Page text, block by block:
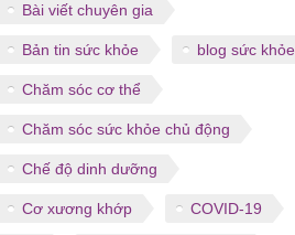
Bài viết chuyên gia
Bản tin sức khỏe blog sức khỏe
Chăm sóc cơ thể
Chăm sóc sức khỏe chủ động
Chế độ dinh dưỡng
Cơ xương khớp COVID-19